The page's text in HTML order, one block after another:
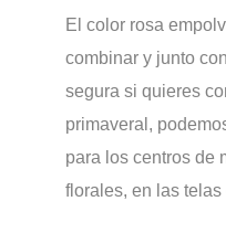
El color rosa
combinar y junto
segura si quieres
primaveral,
para los centros de
florales, en las